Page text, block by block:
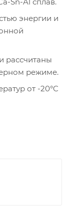
энергии и
рассчитаны
режиме.
от -20°C